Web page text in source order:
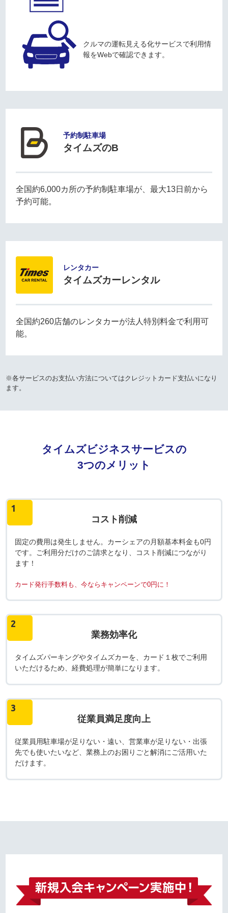
クルマの運転見える化サービスで利用情
報をWebで確認できます。
予約制駐車場
タイムズのB
全国約6,000カ所の予約制駐車場が、最大13日前から
予約可能。
レンタカー
タイムズカーレンタル
全国約260店舗のレンタカーが法人特別料金で利用可
能。
※各サービスのお支払い方法についてはクレジットカード支払いになり
ます。
タイムズビジネスサービスの
3つのメリット
1
コスト削減
固定の費用は発生しません。カーシェアの月額基本料金も0円
です。ご利用分だけのご請求となり、コスト削減につながり
ます！
カード発行手数料も、今ならキャンペーンで0円に！
2
業務効率化
タイムズパーキングやタイムズカーを、カード１枚でご利用
いただけるため、経費処理が簡単になります。
3
従業員満足度向上
従業員用駐車場が足りない・遠い、営業車が足りない・出張
先でも使いたいなど、業務上のお困りごと解消にご活用いた
だけます。